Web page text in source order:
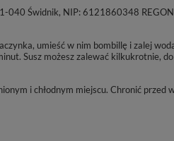
040 Świdnik, NIP: 6121860348
umieść w nim bombillę i zalej
Susz możesz zalewać kilkukrotnie,
i chłodnym miejscu. Chronić przed